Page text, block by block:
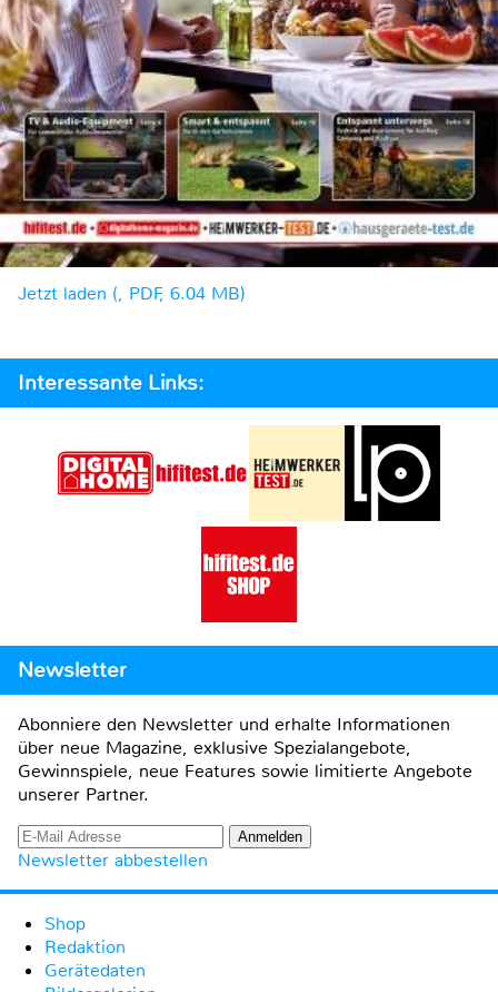
Jetzt laden (, PDF, 6.04 MB)
Interessante Links:
Newsletter
Abonniere den Newsletter und erhalte Informationen
über neue Magazine, exklusive Spezialangebote,
Gewinnspiele, neue Features sowie limitierte Angebote
unserer Partner.
Newsletter abbestellen
Shop
Redaktion
Gerätedaten